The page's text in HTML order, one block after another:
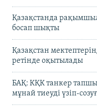
Қазақстанда
босап шықты
Қазақстан
ретінде оқытылады
БАҚ: КҚК танкер
мұнай тиеуді үзіп-